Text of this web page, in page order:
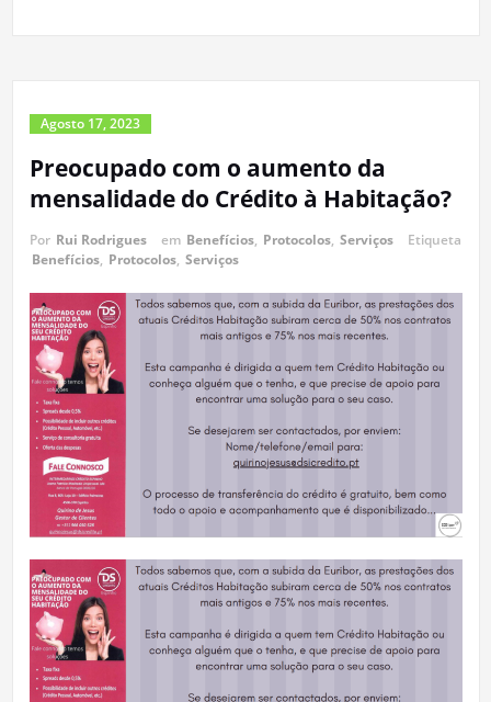
Agosto 17, 2023
Preocupado com o aumento da
mensalidade do Crédito à Habitação?
Por Rui Rodrigues em Benefícios, Protocolos, Serviços
Etiqueta
Benefícios, Protocolos, Serviços